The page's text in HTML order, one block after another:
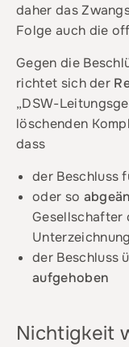
daher das
Folge auch die
Gegen die
richtet sich der
„DSW-
löschenden
dass
der Beschluss
oder so
Gesellschafter
der Beschluss
aufgehoben
Nichtigkeit